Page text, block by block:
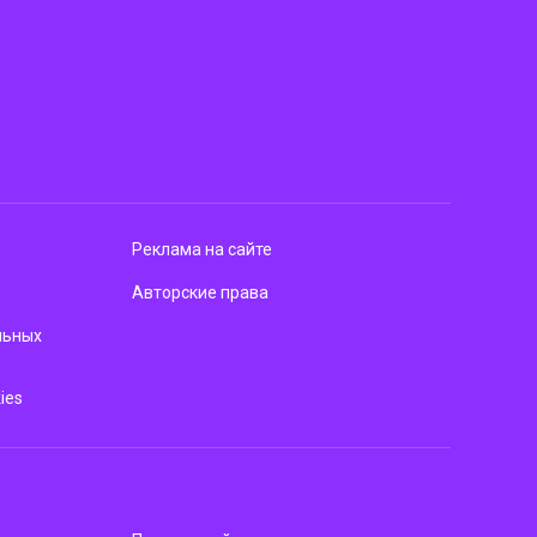
Реклама на сайте
Авторские права